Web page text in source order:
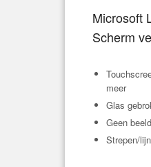
Microsoft
Scherm
meer
Glas
Geen
Strepen/